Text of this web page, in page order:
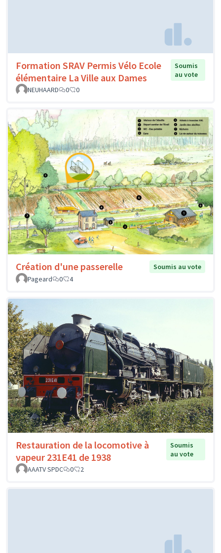
Formation SRAV Permis Vélo Ecole
élémentaire La Ville aux Dames
Soumis
au vote
NEUHAARD
0 0
Création d'une passerelle
Soumis au vote
Pageard
0 4
Restauration de la locomotive à
vapeur 231E41 de 1938
Soumis
au vote
AAATV SPDC
0 2